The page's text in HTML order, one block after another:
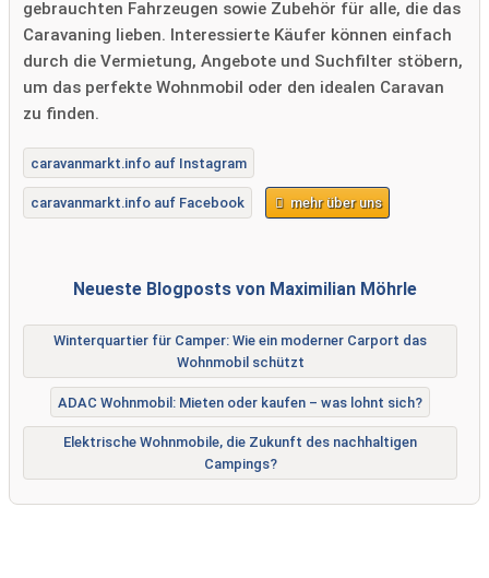
gebrauchten Fahrzeugen sowie Zubehör für alle, die das
Caravaning lieben. Interessierte Käufer können einfach
durch die Vermietung, Angebote und Suchfilter stöbern,
um das perfekte Wohnmobil oder den idealen Caravan
zu finden.
caravanmarkt.info auf Instagram
caravanmarkt.info auf Facebook mehr über uns
Neueste Blogposts von Maximilian Möhrle
Winterquartier für Camper: Wie ein moderner Carport das
Wohnmobil schützt
ADAC Wohnmobil: Mieten oder kaufen – was lohnt sich?
Elektrische Wohnmobile, die Zukunft des nachhaltigen
Campings?